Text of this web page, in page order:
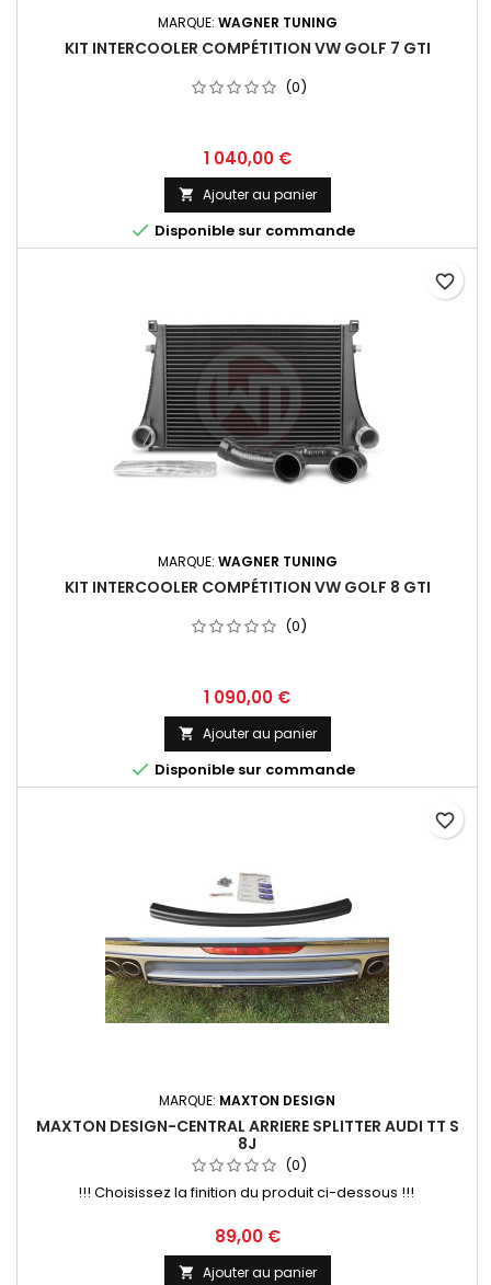
MARQUE: WAGNER TUNING
KIT INTERCOOLER COMPÉTITION VW GOLF 7 GTI
(0)
Prix
1 040,00 €
 Ajouter au panier
 Disponible sur commande
MARQUE: WAGNER TUNING
KIT INTERCOOLER COMPÉTITION VW GOLF 8 GTI
(0)
Prix
1 090,00 €
 Ajouter au panier
 Disponible sur commande
favorite_border
MARQUE: MAXTON DESIGN
MAXTON DESIGN-CENTRAL ARRIERE SPLITTER AUDI TT S
8J
(0)
!!! Choisissez la finition du produit ci-dessous !!!
Prix
89,00 €
 Ajouter au panier
favorite_border